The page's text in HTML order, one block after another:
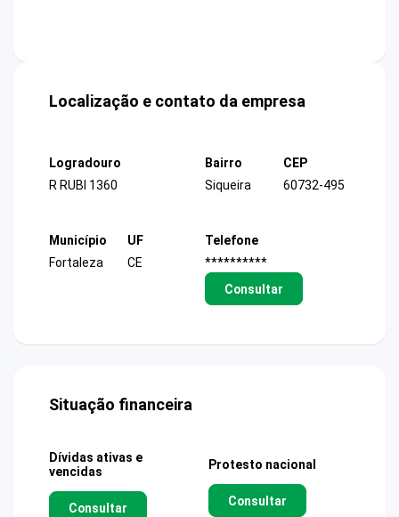
Localização e contato da empresa
Logradouro
R RUBI 1360
Bairro
Siqueira
CEP
60732-495
Município
Fortaleza
UF
CE
Telefone
**********
Consultar
Situação financeira
Dívidas ativas e
vencidas
Consultar
Protesto nacional
Consultar